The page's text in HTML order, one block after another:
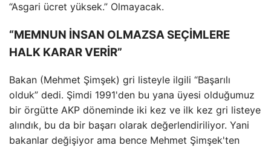
“Asgari ücret yüksek.” Olmayacak.
“MEMNUN İNSAN OLMAZSA SEÇİMLERE
HALK KARAR VERİR”
Bakan (Mehmet Şimşek) gri listeyle ilgili “Başarılı
olduk” dedi. Şimdi 1991'den bu yana üyesi olduğumuz
bir örgütte AKP döneminde iki kez ve ilk kez gri listeye
alındık, bu da bir başarı olarak değerlendiriliyor. Yani
bakanlar değişiyor ama bence Mehmet Şimşek'ten